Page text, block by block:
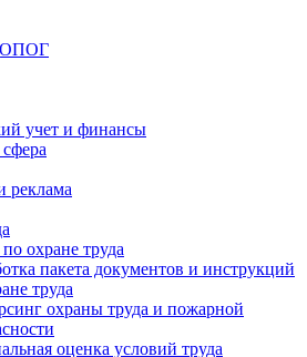
учет и финансы
реклама
охране труда
пакета документов и инструкций
труда
охраны труда и пожарной
оценка условий труда